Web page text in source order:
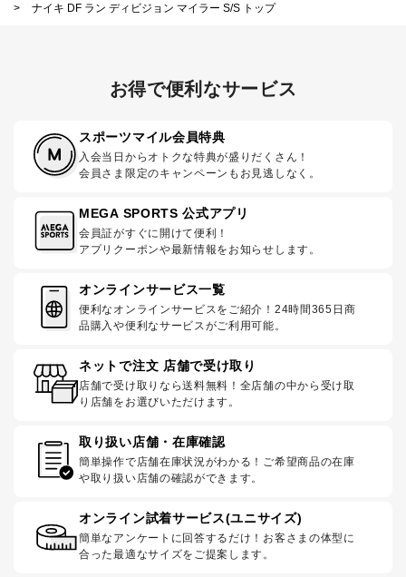
>
ナイキ DF ラン ディビジョン マイラー S/S トップ
お得で便利なサービス
スポーツマイル会員特典
入会当日からオトクな特典が盛りだくさん！
会員さま限定のキャンペーンもお見逃しなく。
MEGA SPORTS 公式アプリ
会員証がすぐに開けて便利！
アプリクーポンや最新情報をお知らせします。
オンラインサービス一覧
便利なオンラインサービスをご紹介！24時間365日商
品購入や便利なサービスがご利用可能。
ネットで注文 店舗で受け取り
店舗で受け取りなら送料無料！全店舗の中から受け取
り店舗をお選びいただけます。
取り扱い店舗・在庫確認
簡単操作で店舗在庫状況がわかる！ご希望商品の在庫
や取り扱い店舗の確認ができます。
オンライン試着サービス(ユニサイズ)
簡単なアンケートに回答するだけ！お客さまの体型に
合った最適なサイズをご提案します。